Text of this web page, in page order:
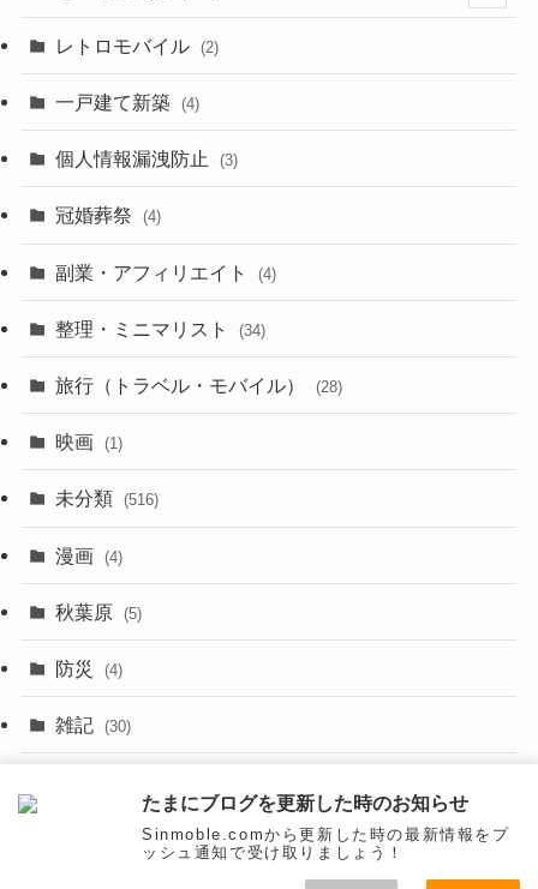
(18)
(19)
(6)
(8)
(9)
(3)
(7)
(29)
(3)
(3)
(6)
(20)
(31)
(27)
(31)
レトロモバイル (2)
一戸建て新築 (4)
個人情報漏洩防止 (3)
冠婚葬祭 (4)
副業・アフィリエイト (4)
整理・ミニマリスト (34)
旅行（トラベル・モバイル） (28)
映画 (1)
未分類 (516)
漫画 (4)
秋葉原 (5)
防災 (4)
雑記 (30)
たまにブログを更新した時のお知らせ
Sinmoble.comから更新した時の最新情報をプ
ッシュ通知で受け取りましょう！